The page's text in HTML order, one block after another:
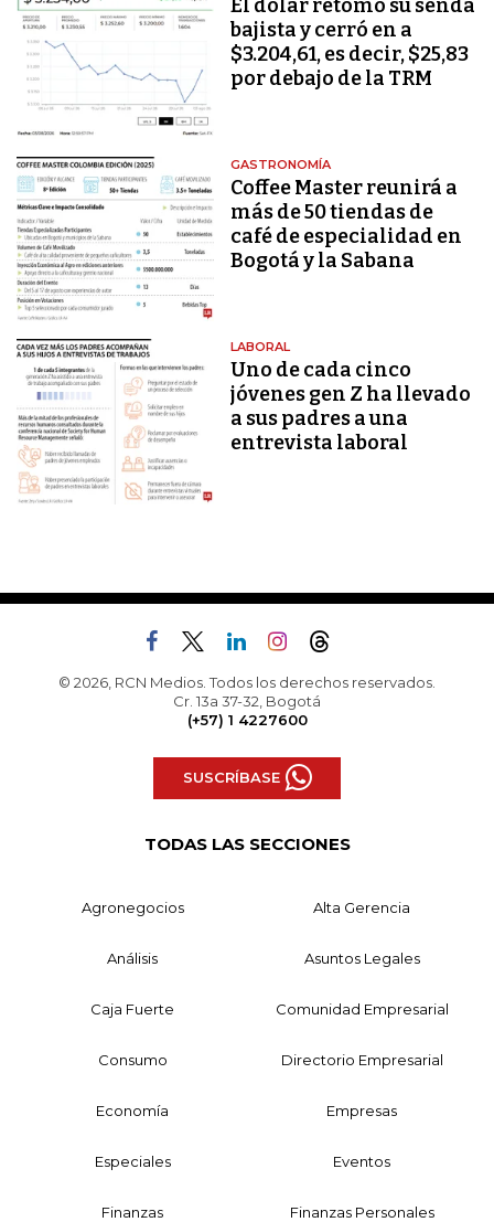
El dólar retomó su senda
bajista y cerró en a
$3.204,61, es decir, $25,83
por debajo de la TRM
GASTRONOMÍA
Coffee Master reunirá a
más de 50 tiendas de
café de especialidad en
Bogotá y la Sabana
LABORAL
Uno de cada cinco
jóvenes gen Z ha llevado
a sus padres a una
entrevista laboral
© 2026, RCN Medios. Todos los derechos reservados.
Cr. 13a 37-32, Bogotá
(+57) 1 4227600
SUSCRÍBASE
TODAS LAS SECCIONES
Agronegocios Alta Gerencia
Análisis Asuntos Legales
Caja Fuerte Comunidad Empresarial
Consumo Directorio Empresarial
Economía Empresas
Especiales Eventos
Finanzas Finanzas Personales